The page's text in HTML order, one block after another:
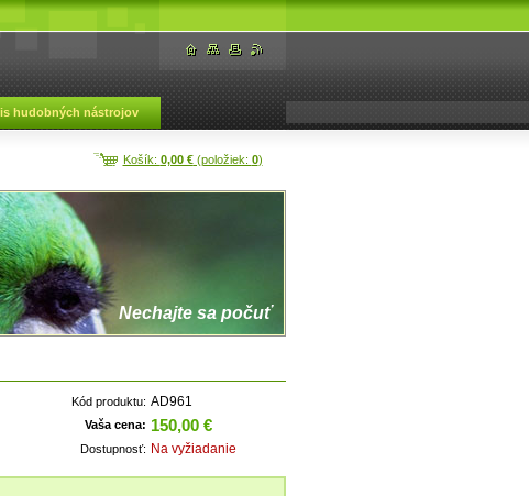
hudobných nástrojov
Košík: 0,00 €(položiek: 0)
Nechajte sa počuť
Kód produktu: AD961
Vaša cena: 150,00 €
Dostupnosť: Na vyžiadanie